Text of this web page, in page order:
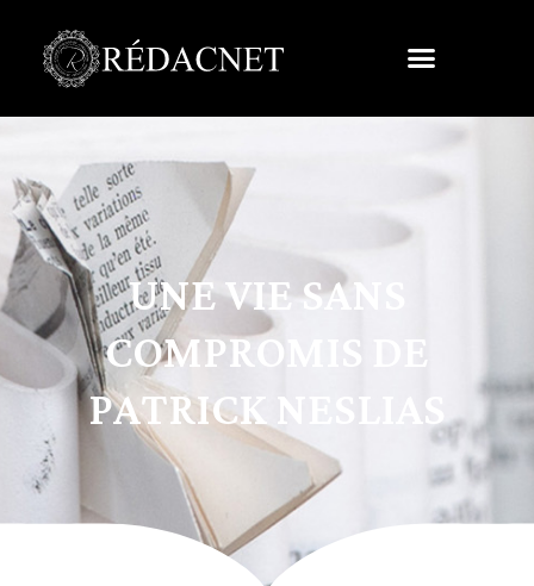
UNE VIE SANS
COMPROMIS DE
PATRICK NESLIAS